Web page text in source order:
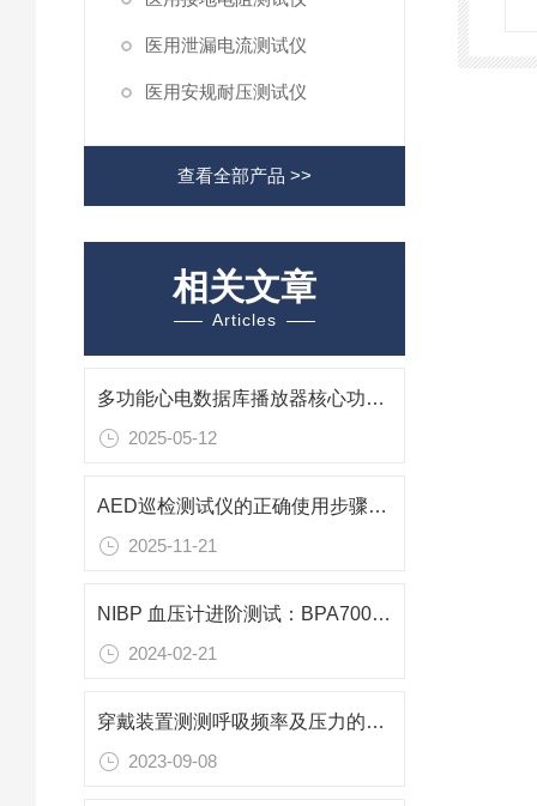
医用泄漏电流测试仪
医用安规耐压测试仪
查看全部产品 >>
相关文章
Articles
多功能心电数据库播放器核心功能与工作原理
2025-05-12
AED巡检测试仪的正确使用步骤及要点
2025-11-21
NIBP 血压计进阶测试：BPA700 模拟仪提供精确可靠的测试结果
2024-02-21
穿戴装置测测呼吸频率及压力的方法
2023-09-08